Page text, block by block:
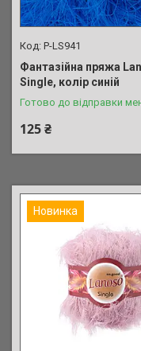
P-LS941
Фантазійна пряжа
Single, колір синій
Готово до відправки
125 ₴
Новинка